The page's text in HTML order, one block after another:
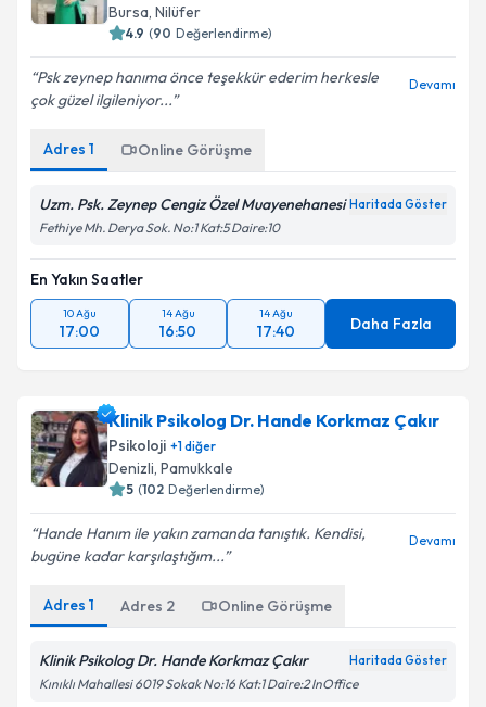
Kişisel verilerimin işlenmesine ilişkinAydınlatma
Metni'ni okudum ve kişisel verilerimin belirtilen
Bursa, Nilüfer
4.9 (90 Değerlendirme)
Psk zeynep hanıma önce teşekkür ederim herkesle
çok güzel ilgileniyor...
Devamı
Adres 1 Online Görüşme
Uzm. Psk. Zeynep Cengiz Özel Muayenehanesi Haritada Göster
Fethiye Mh. Derya Sok. No:1 Kat:5 Daire:10
En Yakın Saatler
10 Ağu
17:00
14 Ağu
16:50
14 Ağu
17:40 Daha Fazla
Klinik Psikolog Dr. Hande Korkmaz Çakır
Psikoloji +1diğer
Denizli, Pamukkale
5 (102 Değerlendirme)
Hande Hanım ile yakın zamanda tanıştık. Kendisi,
bugüne kadar karşılaştığım...
Devamı
Adres 1 Adres 2 Online Görüşme
Klinik Psikolog Dr. Hande Korkmaz Çakır Haritada Göster
Kınıklı Mahallesi 6019 Sokak No:16 Kat:1 Daire:2 InOffice